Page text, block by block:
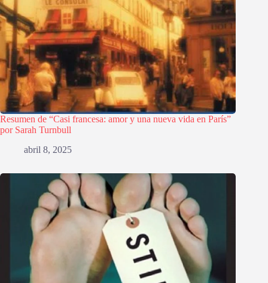
Resumen de “Casi francesa: amor y una nueva vida en París”
por Sarah Turnbull
abril 8, 2025